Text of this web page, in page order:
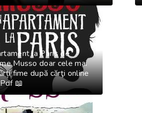
la Paris de
Musso doar cele mai
fime după cărţi online
📖